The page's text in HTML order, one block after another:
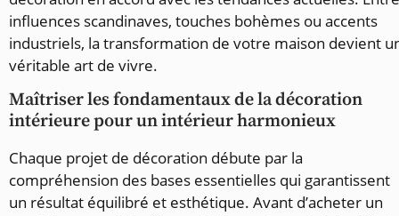
influences scandinaves, touches bohèmes ou accents
industriels, la transformation de votre maison devient
véritable art de vivre.
Maîtriser les fondamentaux de la décoration
intérieure pour un intérieur harmonieux
Chaque projet de décoration débute par la
compréhension des bases essentielles qui garantissent
un résultat équilibré et esthétique. Avant d’acheter un